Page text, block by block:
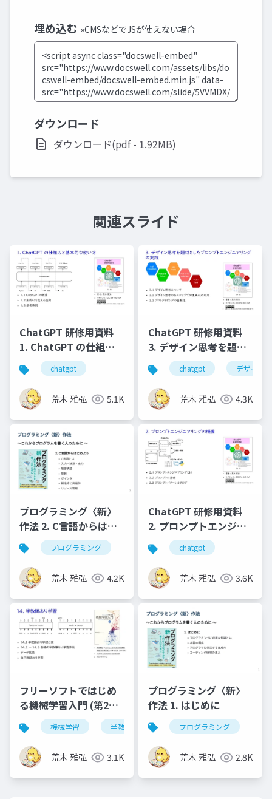
埋め込む »CMSなどでJSが使えない場合
ダウンロード
ダウンロード(pdf - 1.92MB)
関連スライド
ChatGPT 研修用資料
1. ChatGPT の仕組み
と基本的な使い⽅
chatgpt
荒木 雅弘 5.1K
ChatGPT 研修用資料
3. デザイン思考を題材
としたプロンプトエン
ジニアリングの実践
chatgpt デザイン
荒木 雅弘 4.3K
プログラミング〈新〉
作法 2. C言語からはじ
めよう プログラミング
荒木 雅弘 4.2K
ChatGPT 研修用資料
2. プロンプトエンジニ
アリングの概要
chatgpt
荒木 雅弘 3.6K
フリーソフトではじめ
る機械学習入門 (第2版)
第14章機械学習 半教師あり学習
荒木 雅弘 3.1K
プログラミング〈新〉
作法 1. はじめに
プログラミング
荒木 雅弘 2.8K